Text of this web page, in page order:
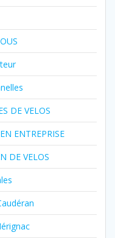
DE VELOS
ENTREPRISE
DE VELOS